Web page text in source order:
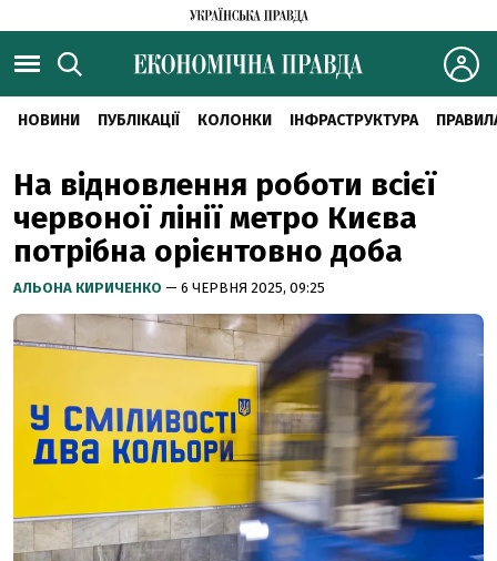
НОВИНИ ПУБЛІКАЦІЇ КОЛОНКИ ІНФРАСТРУКТУРА
На відновлення роботи всієї
червоної лінії метро Києва
потрібна орієнтовно доба
АЛЬОНА КИРИЧЕНКО — 6 ЧЕРВНЯ 2025, 09:25